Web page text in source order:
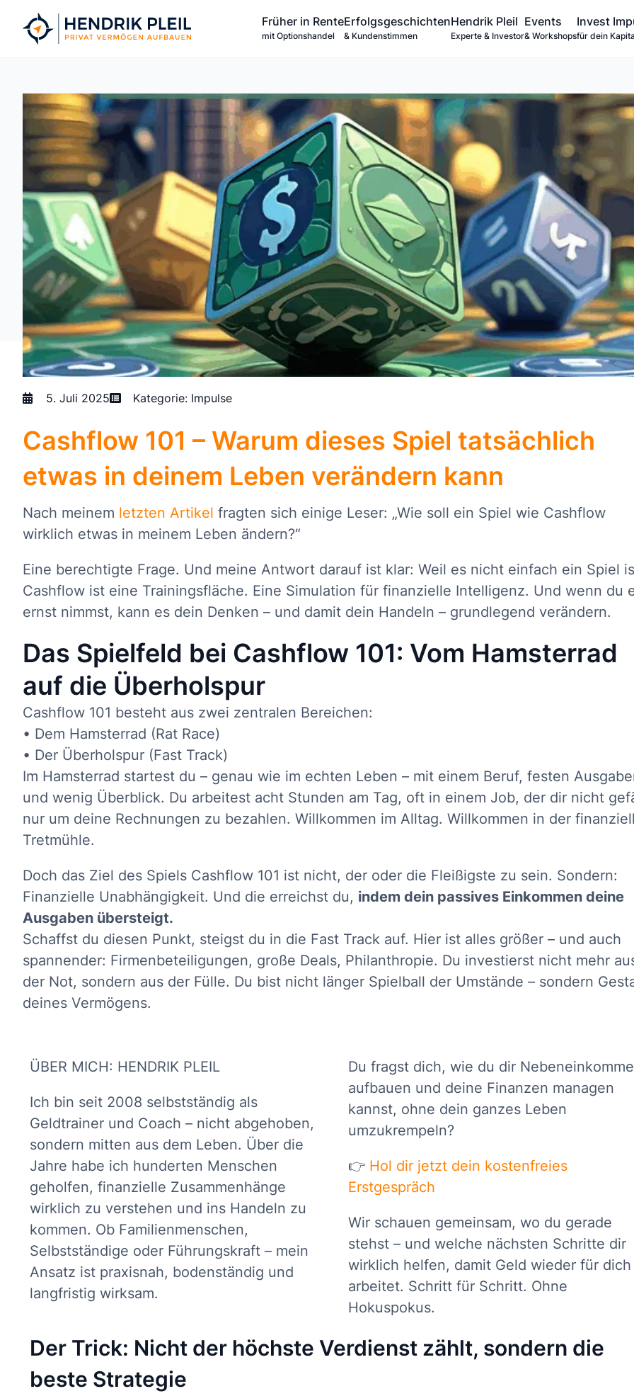
Inhalt
Früher in Rente
mit Optionshandel
Erfolgsgeschichten
& Kundenstimmen
Hendrik Pleil
Experte & Investor
Events
& Workshops
Invest
für dein
5. Juli 2025 Kategorie: Impulse
Cashflow 101 – Warum dieses Spiel tatsächlich
etwas in deinem Leben verändern kann
Nach meinem letzten Artikel fragten sich einige Leser: „Wie soll ein Spiel wie Cashflow
wirklich etwas in meinem Leben ändern?“
Eine berechtigte Frage. Und meine Antwort darauf ist klar: Weil es nicht einfach ein Spiel
Cashflow ist eine Trainingsfläche. Eine Simulation für finanzielle Intelligenz. Und wenn du
ernst nimmst, kann es dein Denken – und damit dein Handeln – grundlegend verändern.
Das Spielfeld bei Cashflow 101: Vom Hamsterrad
auf die Überholspur
Cashflow 101 besteht aus zwei zentralen Bereichen:
• Dem Hamsterrad (Rat Race)
• Der Überholspur (Fast Track)
Im Hamsterrad startest du – genau wie im echten Leben – mit einem Beruf, festen
und wenig Überblick. Du arbeitest acht Stunden am Tag, oft in einem Job, der dir nicht
nur um deine Rechnungen zu bezahlen. Willkommen im Alltag. Willkommen in der
Tretmühle.
Doch das Ziel des Spiels Cashflow 101 ist nicht, der oder die Fleißigste zu sein. Sondern:
Finanzielle Unabhängigkeit. Und die erreichst du, indem dein passives Einkommen deine
Ausgaben übersteigt.
Schaffst du diesen Punkt, steigst du in die Fast Track auf. Hier ist alles größer – und auch
spannender: Firmenbeteiligungen, große Deals, Philanthropie. Du investierst nicht mehr
der Not, sondern aus der Fülle. Du bist nicht länger Spielball der Umstände – sondern
deines Vermögens.
ÜBER MICH: HENDRIK PLEIL
Ich bin seit 2008 selbstständig als
Geldtrainer und Coach – nicht abgehoben,
sondern mitten aus dem Leben. Über die
Jahre habe ich hunderten Menschen
geholfen, finanzielle Zusammenhänge
wirklich zu verstehen und ins Handeln zu
kommen. Ob Familienmenschen,
Selbstständige oder Führungskraft – mein
Ansatz ist praxisnah, bodenständig und
langfristig wirksam.
Du fragst dich, wie du dir
aufbauen und deine Finanzen managen
kannst, ohne dein ganzes Leben
umzukrempeln?
👉 Hol dir jetzt dein kostenfreies
Erstgespräch
Wir schauen gemeinsam, wo du gerade
stehst – und welche nächsten Schritte dir
wirklich helfen, damit Geld wieder für dich
arbeitet. Schritt für Schritt. Ohne
Hokuspokus.
Der Trick: Nicht der höchste Verdienst zählt, sondern die
beste Strategie